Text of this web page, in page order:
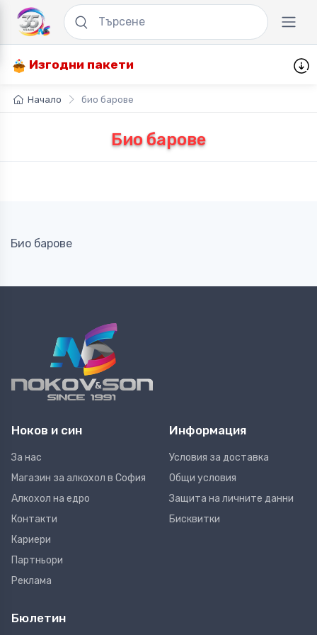
Изгодни пакети
Начало био барове
Био барове
Био барове
Ноков и син
За нас
Магазин за алкохол в София
Алкохол на едро
Контакти
Кариери
Партньори
Реклама
Информация
Условия за доставка
Общи условия
Защита на личните данни
Бисквитки
Бюлетин